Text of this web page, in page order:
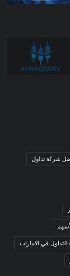
شركة تداول
في الامارات